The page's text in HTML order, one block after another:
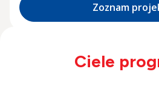
Zoznam
Ciele